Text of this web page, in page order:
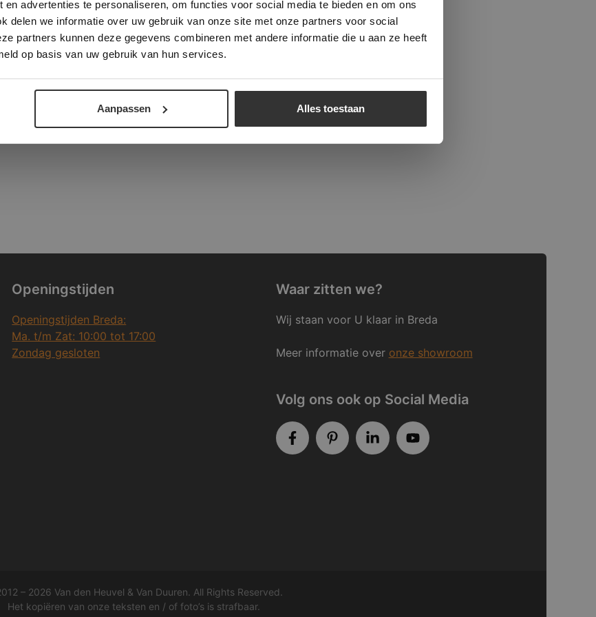
advertenties te personaliseren, om functies voor social media te bieden en om ons
delen we informatie over uw gebruik van onze site met onze partners voor social
partners kunnen deze gegevens combineren met andere informatie die u aan ze heeft
op basis van uw gebruik van hun services.
Aanpassen Alles toestaan
Openingstijden
Openingstijden Breda:
Ma. t/m Zat: 10:00 tot 17:00
Zondag gesloten
Waar zitten we?
Wij staan voor U klaar in Breda
Meer informatie over onze showroom
Volg ons ook op Social Media
– 2026 Van den Heuvel & Van Duuren. All Rights Reserved.
Het kopiëren van onze teksten en / of foto’s is strafbaar.
verder
ALLES ACCEPTEREN ALLES AFWIJZEN